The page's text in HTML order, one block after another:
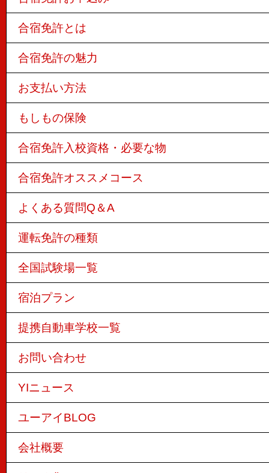
合宿免許とは
合宿免許の魅力
お支払い方法
もしもの保険
合宿免許入校資格・必要な物
合宿免許オススメコース
よくある質問Q＆A
運転免許の種類
全国試験場一覧
宿泊プラン
提携自動車学校一覧
お問い合わせ
YIニュース
ユーアイBLOG
会社概要